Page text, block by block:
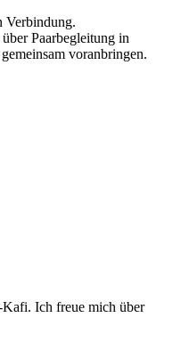
Verbindung.
Paarbegleitung in
voranbringen.
Ich freue mich über